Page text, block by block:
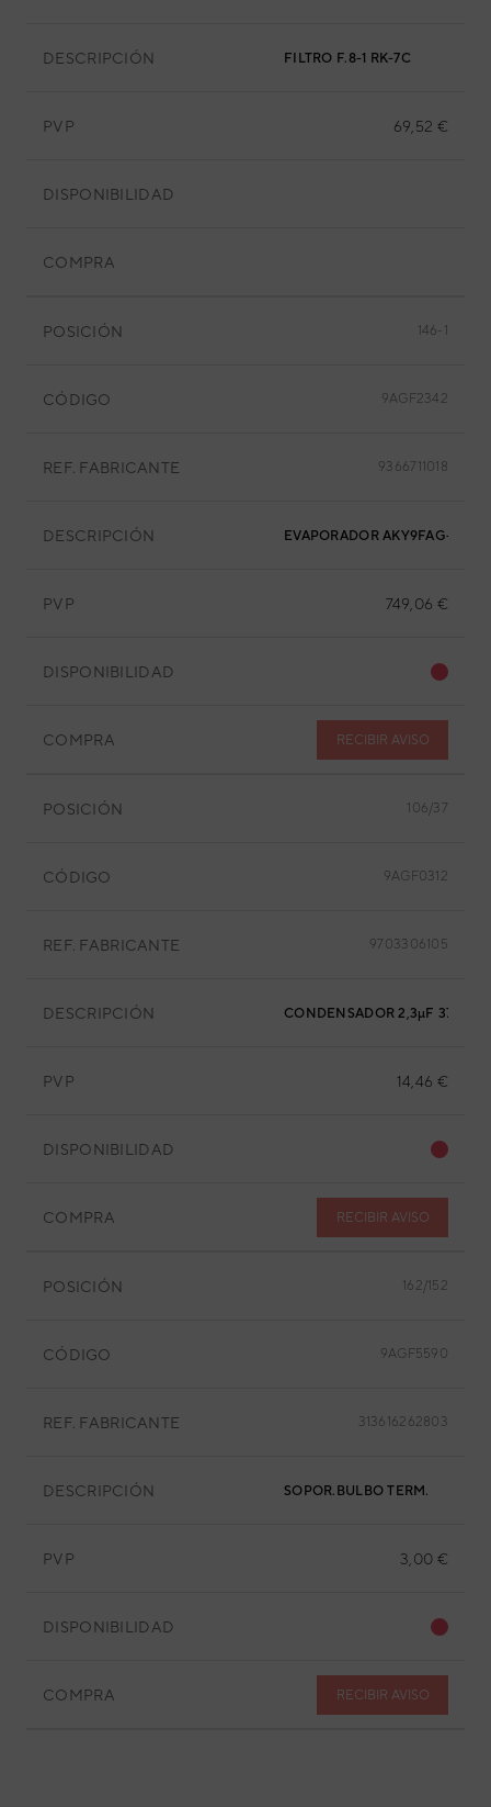
DESCRIPCIÓN FILTRO F.8-1 RK-7C
PVP 69,52 €
DISPONIBILIDAD
COMPRA
POSICIÓN 146-1
CÓDIGO 9AGF2342
REF. FABRICANTE 9366711018
DESCRIPCIÓN EVAPORADOR AKY9FAG-W
PVP 749,06 €
DISPONIBILIDAD
COMPRA RECIBIR AVISO
POSICIÓN 106/37
CÓDIGO 9AGF0312
REF. FABRICANTE 9703306105
DESCRIPCIÓN CONDENSADOR 2,3µF 370VAC
PVP 14,46 €
DISPONIBILIDAD
COMPRA RECIBIR AVISO
POSICIÓN 162/152
CÓDIGO 9AGF5590
REF. FABRICANTE 313616262803
DESCRIPCIÓN SOPOR.BULBO TERM.
PVP 3,00 €
DISPONIBILIDAD
COMPRA RECIBIR AVISO